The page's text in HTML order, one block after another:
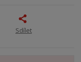
Sdílet